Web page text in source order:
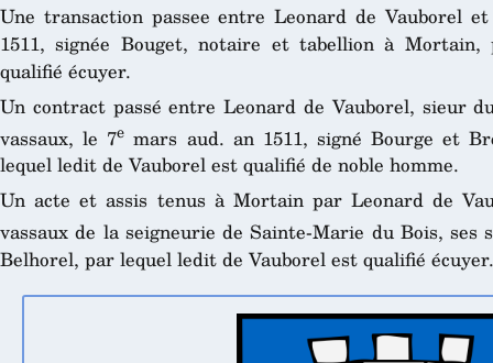
Une transaction passee entre Leonard de Vauborel
1511, signée Bouget, notaire et tabellion à
qualifié écuyer.
Un contract passé entre Leonard de Vauborel, sieur
vassaux, le 7e mars aud. an 1511, signé Bourge et
lequel ledit de Vauborel est qualifié de noble homme.
Un acte et assis tenus à Mortain par Leonard de
vassaux de la seigneurie de Sainte-Marie du Bois, ses
Belhorel, par lequel ledit de Vauborel est qualifié écuyer.